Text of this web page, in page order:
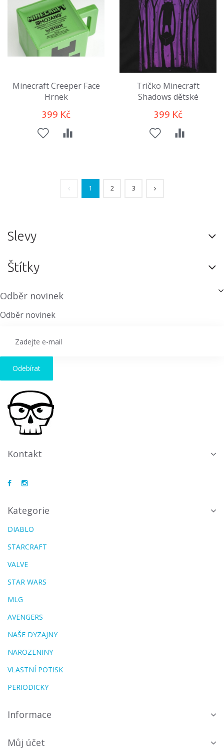
Minecraft Creeper Face
Hrnek
399 Kč
Tričko Minecraft
Shadows dětské
399 Kč
1 2 3
Slevy
Štítky
Odběr novinek
Odběr novinek
Odebírat
Kontakt
Kategorie
DIABLO
STARCRAFT
VALVE
STAR WARS
MLG
AVENGERS
NAŠE DYZAJNY
NAROZENINY
VLASTNÍ POTISK
PERIODICKY
Informace
Můj účet